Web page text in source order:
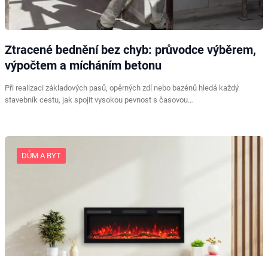
Ztracené bednění bez chyb: průvodce výběrem,
výpočtem a mícháním betonu
Při realizaci základových pasů, opěrných zdí nebo bazénů hledá každý
stavebník cestu, jak spojit vysokou pevnost s časovou…
DŮM A BYT